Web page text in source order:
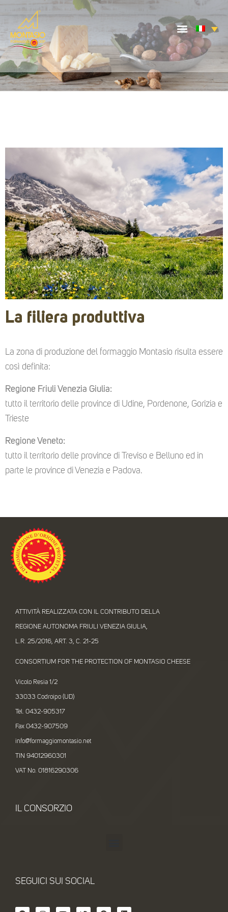
La filiera produttiva
La zona di produzione del formaggio Montasio risulta essere
così definita:
Regione Friuli Venezia Giulia:
tutto il territorio delle province di Udine, Pordenone, Gorizia e
Trieste
Regione Veneto:
tutto il territorio delle province di Treviso e Belluno ed in
parte le province di Venezia e Padova.
ATTIVITÀ REALIZZATA CON IL CONTRIBUTO DELLA
REGIONE AUTONOMA FRIULI VENEZIA GIULIA,
L.R. 25/2016, ART. 3, C. 21-25
CONSORTIUM FOR THE PROTECTION OF MONTASIO CHEESE
Vicolo Resia 1/2
33033 Codroipo (UD)
Tel. 0432-905317
Fax 0432-907509
info@formaggiomontasio.net
TIN 94012960301
VAT No. 01816290306
IL CONSORZIO
SEGUICI SUI SOCIAL